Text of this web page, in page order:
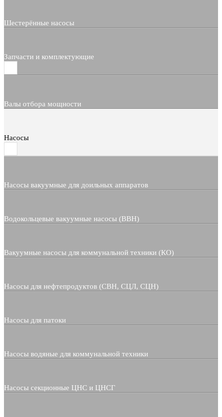
Шестерённые насосы
Запчасти и комплектующие
Валы отбора мощности
Насосы
Насосы вакуумные для доильных аппаратов
Водокольцевые вакуумные насосы (ВВН)
Вакуумные насосы для коммунальной техники (КО)
Насосы для нефтепродуктов (СВН, СЦЛ, СЦН)
Насосы для патоки
Насосы водяные для коммунальной техники
Насосы секционные ЦНС и ЦНСГ